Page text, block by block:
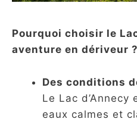
Pourquoi choisir le
aventure en dériveur ?
Des conditions
Le Lac d’Annecy
eaux calmes et